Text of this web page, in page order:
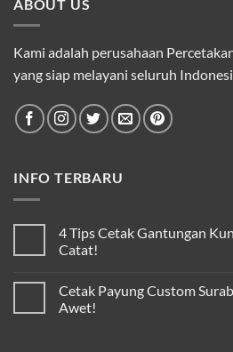
ABOUT US
Kami adalah perusahaan
yang siap melayani seluruh
INFO TERBARU
4 Tips Cetak Gantungan
Catat!
Cetak Payung Custom
Awet!